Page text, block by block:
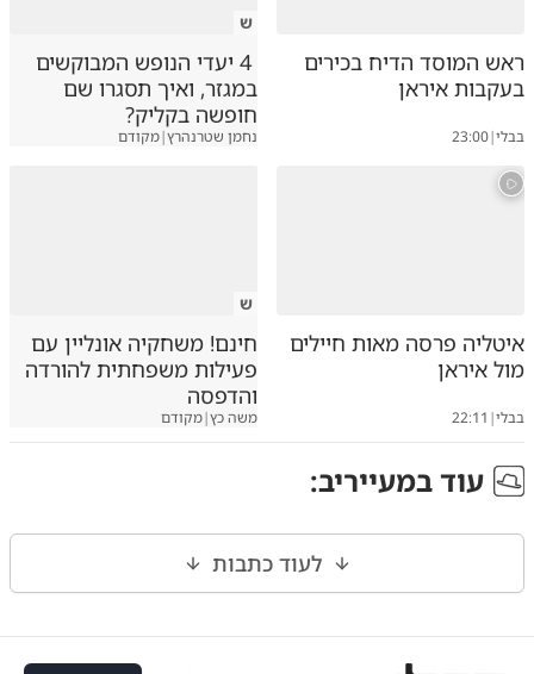
ראש המוסד הדיח בכירים
בעקבות איראן
בבלי|
23:00
ש
4 יעדי הנופש המבוקשים
במגזר, ואיך תסגרו שם
חופשה בקליק?
נחמן שטרנהרץ|מקודם
איטליה פרסה מאות חיילים
מול איראן
בבלי|
22:11
ש
חינם! משחקיה אונליין עם
פעילות משפחתית להורדה
והדפסה
משה כץ|מקודם
עוד במעייריב:
לעוד כתבות